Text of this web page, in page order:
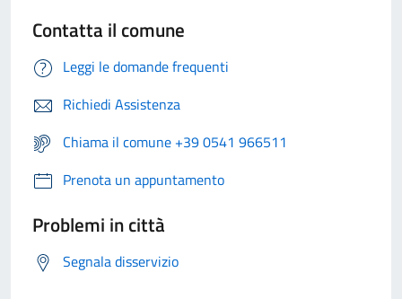
Contatta il comune
Leggi le domande frequenti
Richiedi Assistenza
Chiama il comune +39 0541 966511
Prenota un appuntamento
Problemi in città
Segnala disservizio